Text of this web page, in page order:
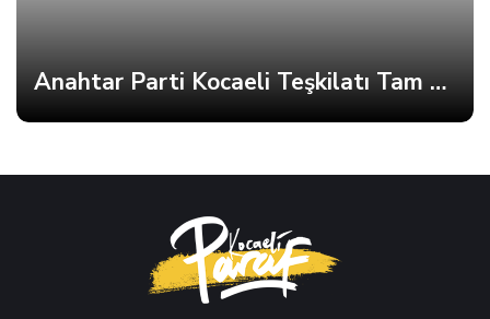
Anahtar Parti Kocaeli Teşkilatı Tam Kadro Toplandı